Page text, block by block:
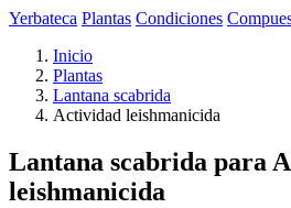
Yerbateca Plantas Condiciones
Inicio
Plantas
Lantana scabrida
Actividad leishmanicida
Lantana scabrida para
leishmanicida